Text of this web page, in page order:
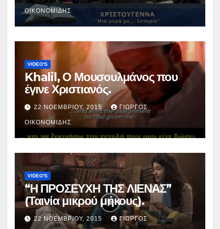
ΟΙΚΟΝΟΜΊΔΗΣ
VIDEO'S
Khalil, Ο Μουσουλμάνος που
έγινε Χριστιανός.
22 ΝΟΕΜΒΡΊΟΥ, 2015 ΓΙΏΡΓΟΣ
ΟΙΚΟΝΟΜΊΔΗΣ
VIDEO'S
“Η ΠΡΟΣΕΥΧΗ ΤΗΣ ΛΙΕΝΑΣ”
(Ταινία μικρού μήκους).
22 ΝΟΕΜΒΡΊΟΥ, 2015 ΓΙΏΡΓΟΣ